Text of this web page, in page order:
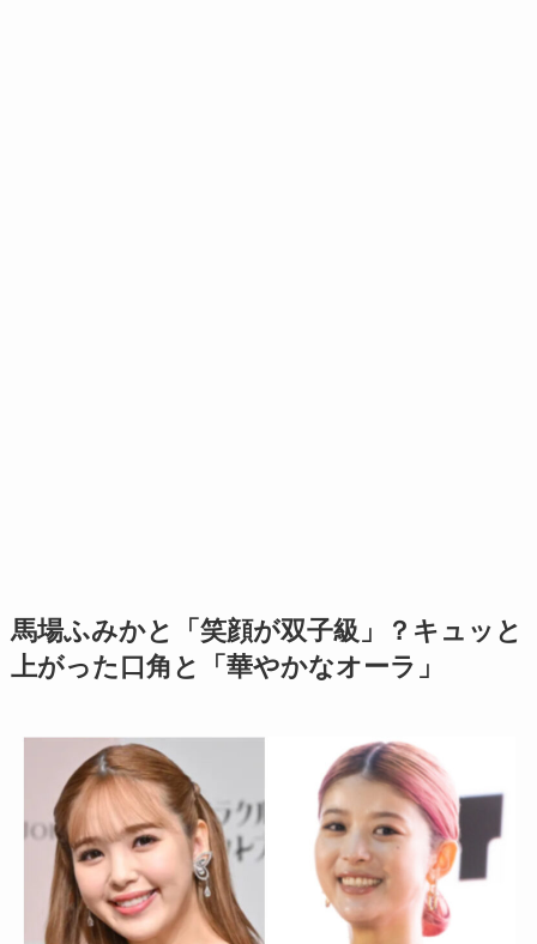
馬場ふみかと「笑顔が双子級」？キュッと
上がった口角と「華やかなオーラ」